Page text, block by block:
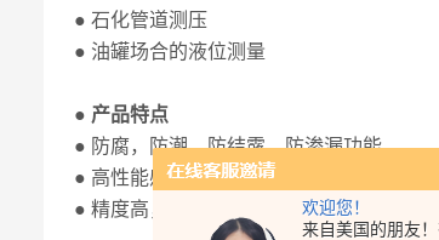
欢迎您！
来自美国的朋友
● 石化管道测压
● 油罐场合的液位测量
● 产品特点
● 防腐，防潮，防结露，防渗漏功能
● 高性能感压芯体，温漂小
● 精度高，稳定性好，使用寿命长